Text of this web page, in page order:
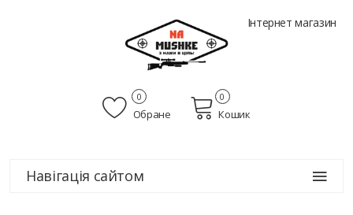
Інтернет магазин
Обране
0
Кошик
0
Навігація сайтом